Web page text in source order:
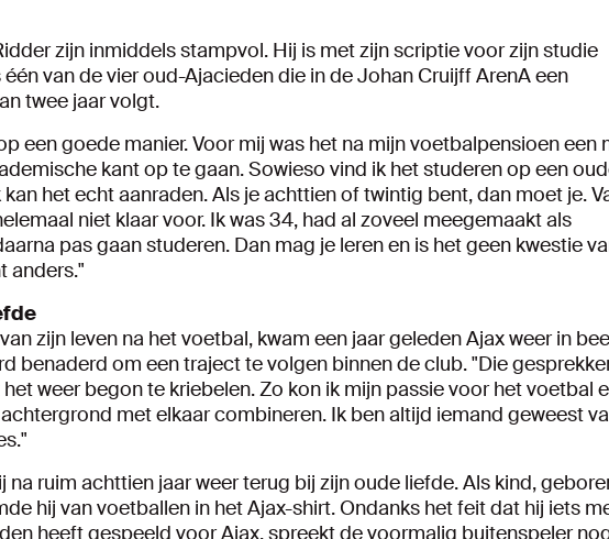
zijn inmiddels stampvol. Hij is met zijn scriptie voor zijn studie
van de vier oud-Ajacieden die in de Johan Cruijff ArenA een
twee jaar volgt.
een goede manier. Voor mij was het na mijn voetbalpensioen een
kant op te gaan. Sowieso vind ik het studeren op een
het echt aanraden. Als je achttien of twintig bent, dan moet je.
niet klaar voor. Ik was 34, had al zoveel meegemaakt als
pas gaan studeren. Dan mag je leren en is het geen kwestie
anders."
zijn leven na het voetbal, kwam een jaar geleden Ajax weer in
benaderd om een traject te volgen binnen de club. "Die
weer begon te kriebelen. Zo kon ik mijn passie voor het voetbal
met elkaar combineren. Ik ben altijd iemand geweest
na ruim achttien jaar weer terug bij zijn oude liefde. Als kind,
hij van voetballen in het Ajax-shirt. Ondanks het feit dat hij iets
heeft gespeeld voor Ajax, spreekt de voormalig buitenspeler